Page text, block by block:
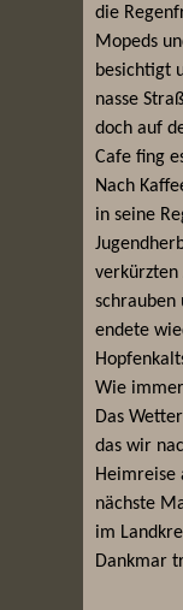
die
Mopeds
besichtigt
nasse
doch auf
Cafe fing
Nach
in seine
schrauben
endete
Wie immer
Das
das wir
Heimreise
nächste
im
Dankmar